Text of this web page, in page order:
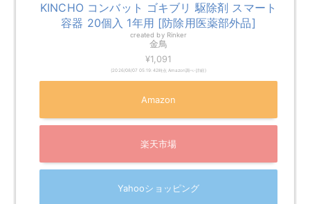
KINCHO コンバット ゴキブリ 駆除剤 スマート
容器 20個入 1年用 [防除用医薬部外品]
created by Rinker
金鳥
¥1,091
(2026/08/07 05:19:42時点 Amazon調べ- 詳細)
Amazon
楽天市場
Yahooショッピング